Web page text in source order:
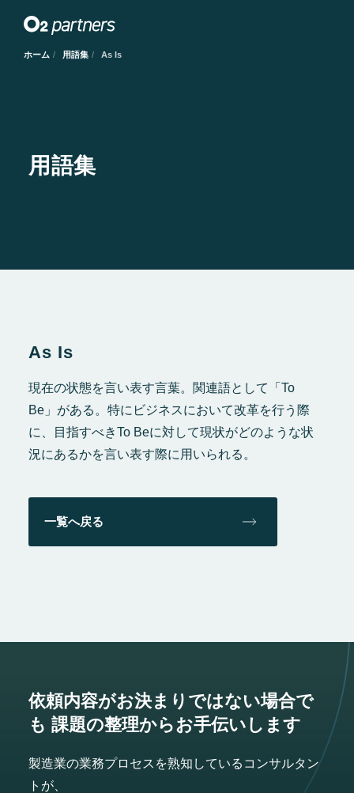
ホーム 用語集 As Is
用語集
As Is
現在の状態を言い表す言葉。関連語として「To
Be」がある。特にビジネスにおいて改革を行う際
に、目指すべきTo Beに対して現状がどのような状
況にあるかを言い表す際に用いられる。
一覧へ戻る
依頼内容がお決まりではない場合で
も 課題の整理からお手伝いします
製造業の業務プロセスを熟知しているコンサルタン
トが、